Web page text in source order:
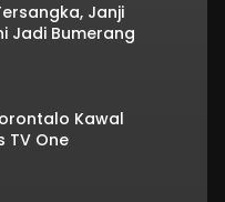
Janji
Jadi Bumerang
Kawal
TV One